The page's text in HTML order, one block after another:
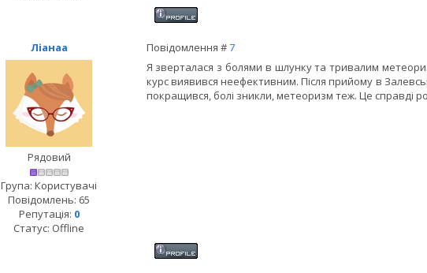
Ліанаа Повідомлення #7
Рядовий
Група: Користувачі
Повідомлень: 65
Репутація: 0
Статус: Offline
Я зверталася з болями в шлунку та тривалим
курс виявився неефективним. Після прийому в
покращився, болі зникли, метеоризм теж. Це справді